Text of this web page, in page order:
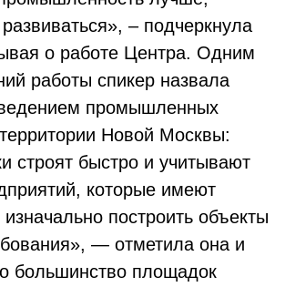
– подчеркнула
о работе Центра. Одним
работы спикер назвала
промышленных
Новой Москвы:
строят быстро и учитывают
которые имеют
построить объекты
— отметила она и
большинство площадок